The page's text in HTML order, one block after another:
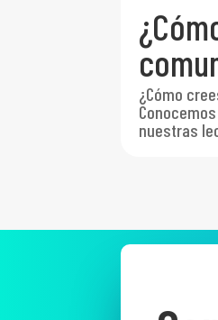
¿Cómo
nuestras